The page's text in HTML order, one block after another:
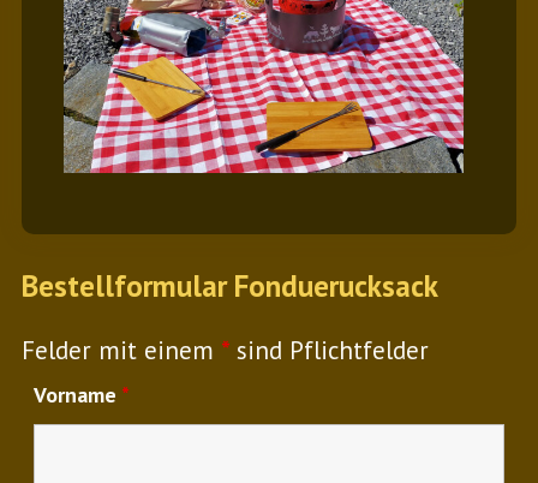
Bestellformular Fonduerucksack
Felder mit einem * sind Pflichtfelder
Vorname *